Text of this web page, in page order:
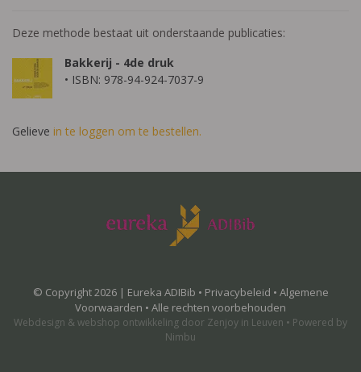
Deze methode bestaat uit onderstaande publicaties:
Bakkerij - 4de druk
• ISBN: 978-94-924-7037-9
Gelieve in te loggen om te bestellen.
© Copyright 2026 | Eureka ADIBib • Privacybeleid • Algemene
Voorwaarden • Alle rechten voorbehouden
Webdesign & webshop ontwikkeling door Zenjoy in Leuven • Powered by
Nimbu